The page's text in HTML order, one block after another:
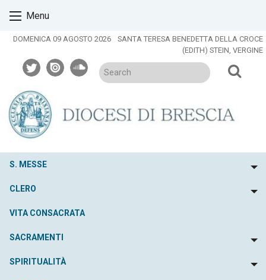
content
Menu
DOMENICA 09 AGOSTO 2026
SANTA TERESA BENEDETTA DELLA CROCE
(EDITH) STEIN, VERGINE
twitterissuusoundcloud
S. MESSE
CLERO
VITA CONSACRATA
SACRAMENTI
SPIRITUALITÀ